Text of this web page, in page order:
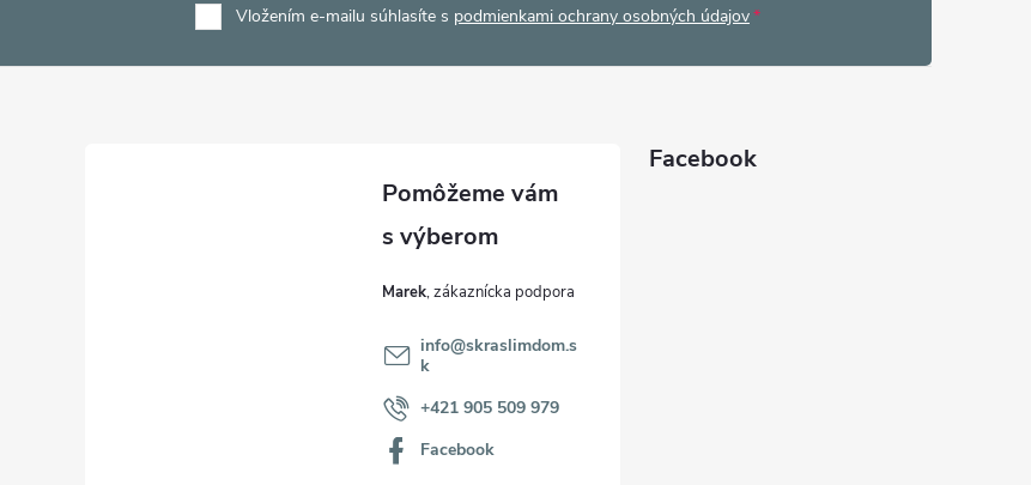
Vložením e-mailu súhlasíte s podmienkami ochrany osobných údajov
Marek
info@skraslimdom.s
k
+421 905 509 979
Facebook
Facebook